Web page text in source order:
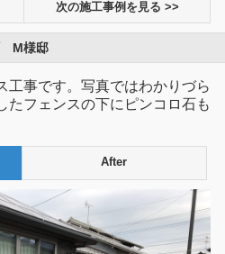
次の施工事例を見る >>
M様邸
工事です。写真ではわかりづら
たフェンスの下にピンコロ石も
After